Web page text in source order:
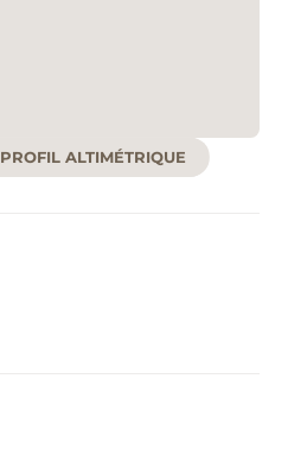
PROFIL ALTIMÉTRIQUE